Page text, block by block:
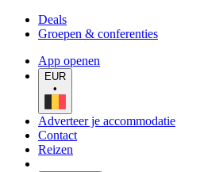
Deals
Groepen & conferenties
App openen
EUR
•
Adverteer je accommodatie
Contact
Reizen